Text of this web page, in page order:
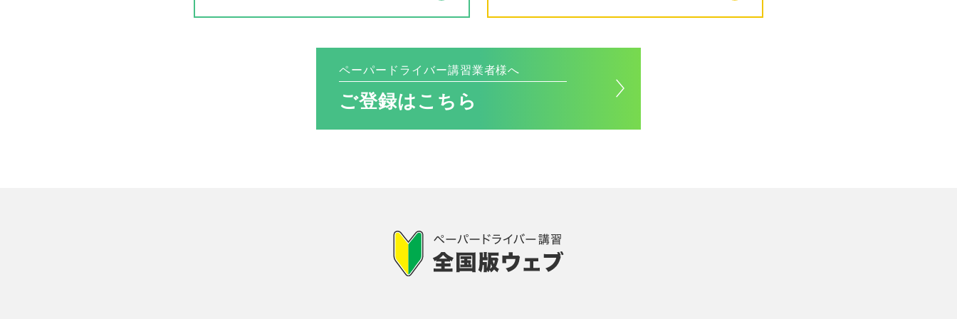
ペーパードライバー講習業者様へ
ご登録はこちら